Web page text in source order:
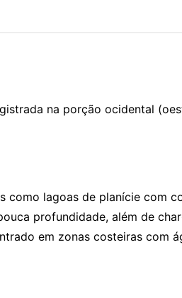
na porção ocidental
como lagoas de planície com
profundidade, além de
em zonas costeiras com